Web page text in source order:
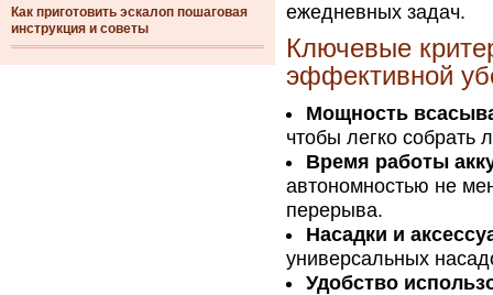
Как приготовить эскалоп пошаговая
инструкция и советы
ежедневных задач.
Ключевые
эффективной
Мощность
чтобы легко собрать
Время работы
автономностью не
перерыва.
Насадки и
универсальных
Удобство